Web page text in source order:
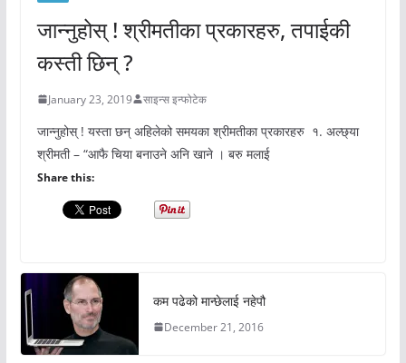
जान्नुहोस् ! श्रीमतीका प्रकारहरु, तपाईकी
कस्ती छिन् ?
January 23, 2019 साइन्स इन्फोटेक
जान्नुहोस् ! यस्ता छन् अहिलेको समयका श्रीमतीका प्रकारहरु १. अल्छ्या
श्रीमती – “आफै चिया बनाउने अनि खाने । बरु मलाई
Share this:
कम पढेको मान्छेलाई नहेपौ
December 21, 2016